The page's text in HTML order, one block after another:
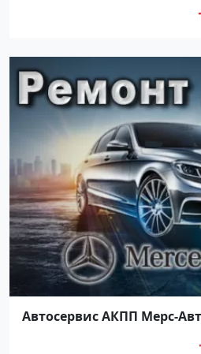
Автосервис АКПП Мерс-